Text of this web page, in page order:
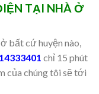
TẠI NHÀ Ở
bất cứ huyện nào,
chỉ 15 phút
của chúng tôi sẽ tới